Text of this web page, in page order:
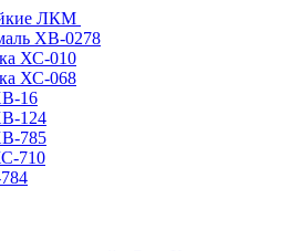
ЛКМ
ХВ-0278
ХС-010
ХС-068
16
124
785
710